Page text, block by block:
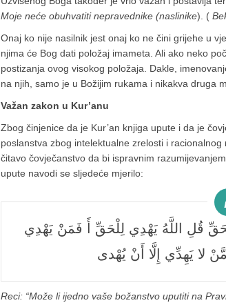
Moje neće obuhvatiti nepravednike (naslinike). (
Onaj ko nije nasilnik jest onaj ko ne čini grijehe u
njima će Bog dati položaj imameta. Ali ako neko
postizanja ovog visokog položaja. Dakle,
na njih, samo je u Božijim rukama i nikakva druga
Važan zakon u Kur’anu
Zbog činjenice da je Kur’an knjiga upute i da je
poslanstva zbog intelektualne zrelosti i
čitavo čovječanstvo da bi ispravnim
upute navodi se sljedeće mjerilo:
لا يَهِدِّي إِلَّا أَنْ يُهْدى
Reci: “Može li ijedno vaše božanstvo uputiti na